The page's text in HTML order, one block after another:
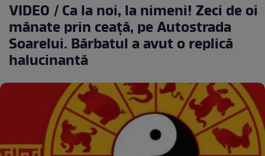
VIDEO / Ca la noi, la nimeni! Zeci de oi
mânate prin ceaţă, pe Autostrada
Soarelui. Bărbatul a avut o replică
halucinantă